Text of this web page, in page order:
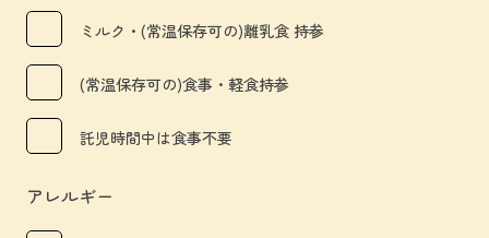
ミルク・(常温保存可の)離乳食 持参
(常温保存可の)食事・軽食持参
託児時間中は食事不要
アレルギー